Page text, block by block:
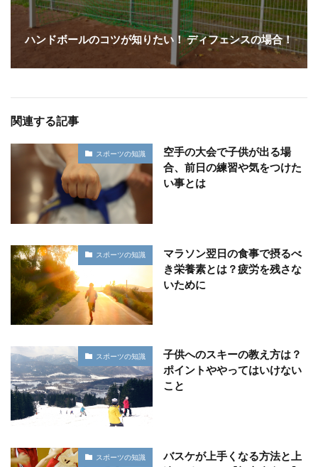
ハンドボールのコツが知りたい！ ディフェンスの場合！
関連する記事
スポーツの知識
空手の大会で子供が出る場
合、前日の練習や気をつけた
い事とは
スポーツの知識
マラソン翌日の食事で摂るべ
き栄養素とは？疲労を残さな
いために
スポーツの知識
子供へのスキーの教え方は？
ポイントややってはいけない
こと
スポーツの知識
バスケが上手くなる方法と上